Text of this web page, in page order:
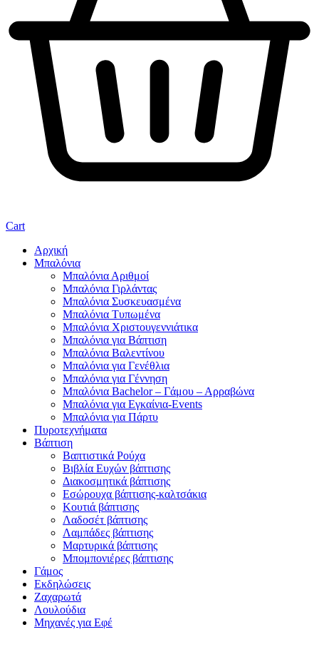
Cart
Αρχική
Μπαλόνια
Μπαλόνια Αριθμοί
Μπαλόνια Γιρλάντας
Μπαλόνια Συσκευασμένα
Μπαλόνια Τυπωμένα
Μπαλόνια Χριστουγεννιάτικα
Μπαλόνια για Βάπτιση
Μπαλόνια Βαλεντίνου
Μπαλόνια για Γενέθλια
Μπαλόνια για Γέννηση
Μπαλόνια Bachelor – Γάμου – Αρραβώνα
Μπαλόνια για Εγκαίνια-Events
Μπαλόνια για Πάρτυ
Πυροτεχνήματα
Βάπτιση
Βαπτιστικά Ρούχα
Βιβλία Ευχών βάπτισης
Διακοσμητικά βάπτισης
Εσώρουχα βάπτισης-καλτσάκια
Κουτιά βάπτισης
Λαδοσέτ βάπτισης
Λαμπάδες βάπτισης
Μαρτυρικά βάπτισης
Μπομπονιέρες βάπτισης
Γάμος
Εκδηλώσεις
Ζαχαρωτά
Λουλούδια
Μηχανές για Εφέ